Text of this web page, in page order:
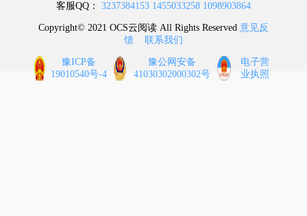
8 消防设施的设置
9 供暖、通风和空气调节
10 电 气
客服QQ： 3237384153 1455033258 1098903864
Copyright© 2021 OCS云阅读 All Rights Reserved 意见反
馈
联系我们
豫ICP备
19010540号-4
豫公网安备
41030302000302号
电子营
业执照